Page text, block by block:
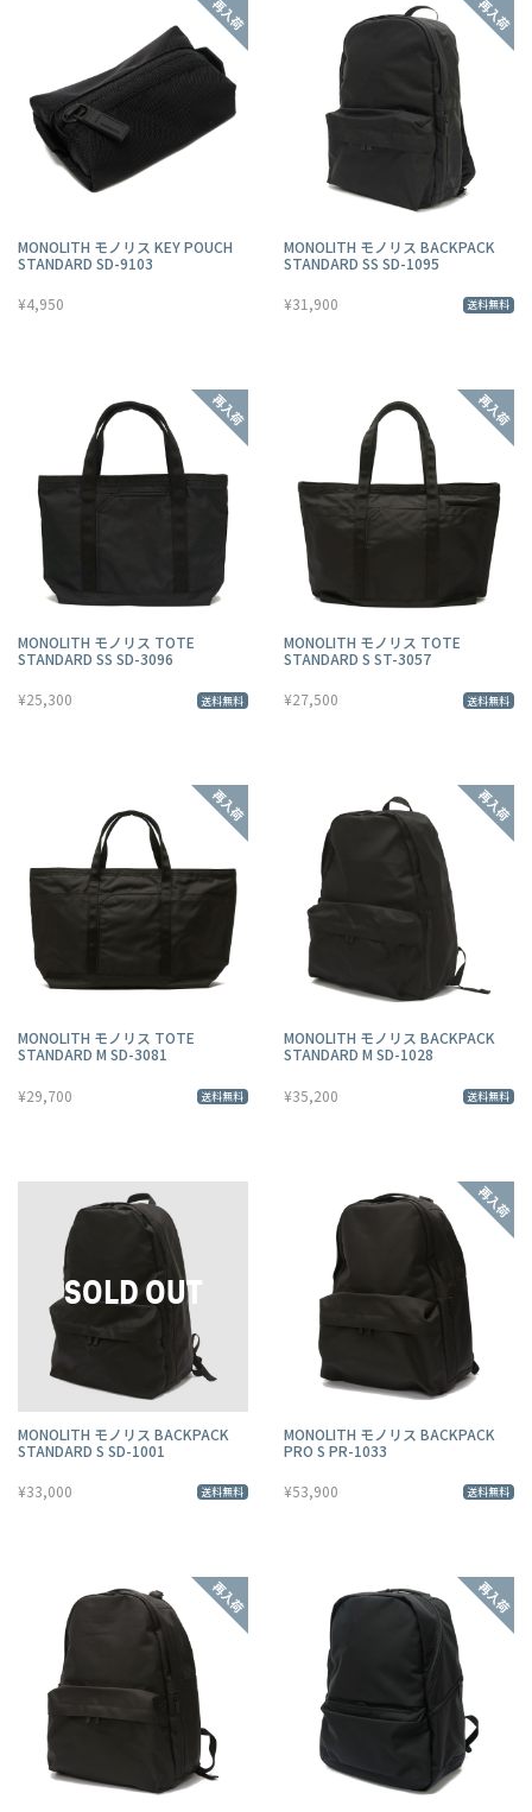
MONOLITH モノリス KEY POUCH
STANDARD SD-9103
¥4,950
MONOLITH モノリス BACKPACK
STANDARD SS SD-1095
¥31,900 送料無料
MONOLITH モノリス TOTE
STANDARD SS SD-3096
¥25,300 送料無料
MONOLITH モノリス TOTE
STANDARD S ST-3057
¥27,500 送料無料
MONOLITH モノリス TOTE
STANDARD M SD-3081
¥29,700 送料無料
MONOLITH モノリス BACKPACK
STANDARD M SD-1028
¥35,200 送料無料
MONOLITH モノリス BACKPACK
STANDARD S SD-1001
¥33,000 送料無料
MONOLITH モノリス BACKPACK
PRO S PR-1033
¥53,900 送料無料